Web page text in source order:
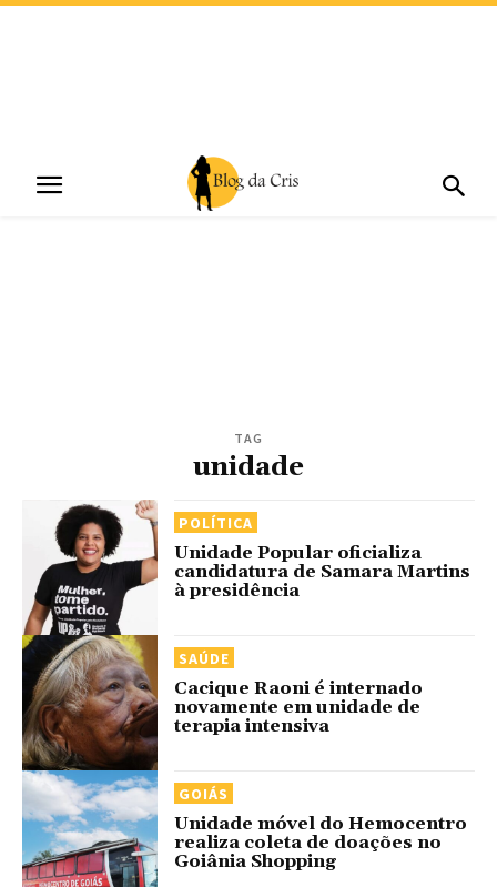
TAG
unidade
POLÍTICA
Unidade Popular oficializa
candidatura de Samara Martins
à presidência
SAÚDE
Cacique Raoni é internado
novamente em unidade de
terapia intensiva
GOIÁS
Unidade móvel do Hemocentro
realiza coleta de doações no
Goiânia Shopping